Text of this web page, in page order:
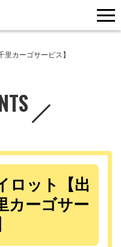
カーゴサービス】
ロット【出
カーゴサー